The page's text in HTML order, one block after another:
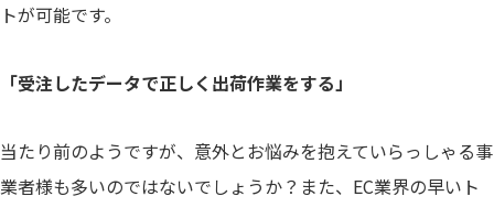
トが可能です。
「受注したデータで正しく出荷作業をする」
当たり前のようですが、意外とお悩みを抱えていらっしゃる事
業者様も多いのではないでしょうか？また、EC業界の早いト